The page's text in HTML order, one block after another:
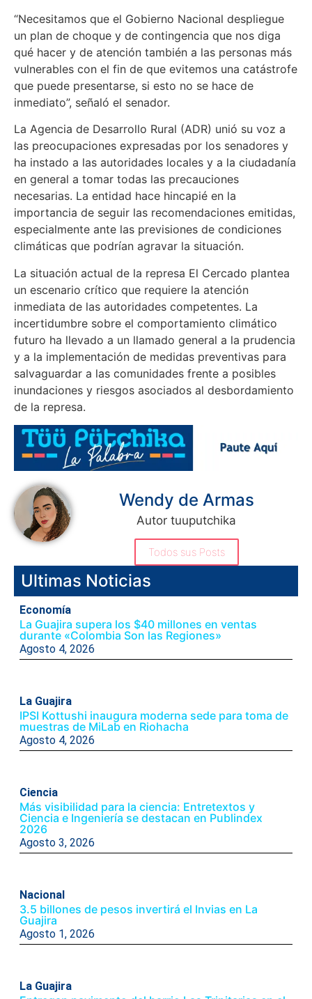
“Necesitamos que el Gobierno Nacional despliegue
un plan de choque y de contingencia que nos diga
qué hacer y de atención también a las personas más
vulnerables con el fin de que evitemos una catástrofe
que puede presentarse, si esto no se hace de
inmediato”, señaló el senador.
La Agencia de Desarrollo Rural (ADR) unió su voz a
las preocupaciones expresadas por los senadores y
ha instado a las autoridades locales y a la ciudadanía
en general a tomar todas las precauciones
necesarias. La entidad hace hincapié en la
importancia de seguir las recomendaciones emitidas,
especialmente ante las previsiones de condiciones
climáticas que podrían agravar la situación.
La situación actual de la represa El Cercado plantea
un escenario crítico que requiere la atención
inmediata de las autoridades competentes. La
incertidumbre sobre el comportamiento climático
futuro ha llevado a un llamado general a la prudencia
y a la implementación de medidas preventivas para
salvaguardar a las comunidades frente a posibles
inundaciones y riesgos asociados al desbordamiento
de la represa.
Wendy de Armas
Autor tuuputchika
Todos sus Posts
Ultimas Noticias
Economía
La Guajira supera los $40 millones en ventas
durante «Colombia Son las Regiones»
Agosto 4, 2026
La Guajira
IPSI Kottushi inaugura moderna sede para toma de
muestras de MiLab en Riohacha
Agosto 4, 2026
Ciencia
Más visibilidad para la ciencia: Entretextos y
Ciencia e Ingeniería se destacan en Publindex
2026
Agosto 3, 2026
Nacional
3.5 billones de pesos invertirá el Invias en La
Guajira
Agosto 1, 2026
La Guajira